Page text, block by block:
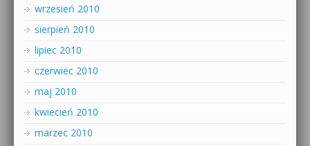
wrzesień 2010
sierpień 2010
lipiec 2010
czerwiec 2010
maj 2010
kwiecień 2010
marzec 2010